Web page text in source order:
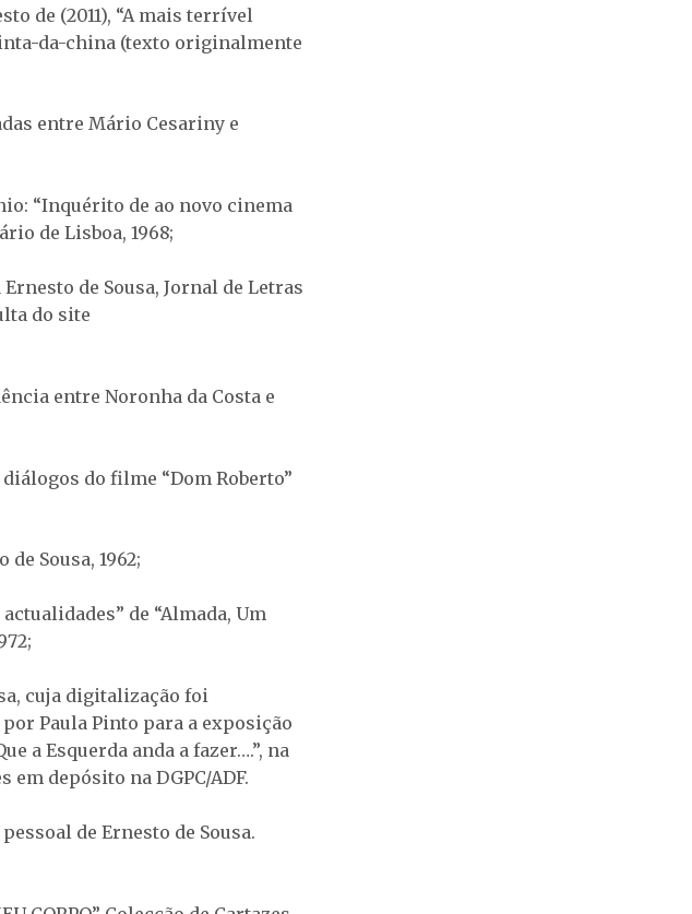
de (2011), “A mais terrível
da-china (texto originalmente
entre Mário Cesariny e
“Inquérito de ao novo cinema
de Lisboa, 1968;
de Sousa, Jornal de Letras
do site
entre Noronha da Costa e
do filme “Dom Roberto”
Sousa, 1962;
de “Almada, Um
cuja digitalização foi
Paula Pinto para a exposição
a Esquerda anda a fazer….”, na
em depósito na DGPC/ADF.
de Ernesto de Sousa.